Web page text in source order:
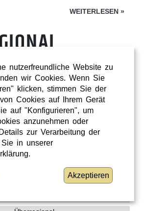
WEITERLESEN »
nutzerfreundliche Website zu
wir Cookies. Wenn Sie
klicken, stimmen Sie der
Cookies auf Ihrem Gerät
auf "Konfigurieren", um
anzunehmen oder
zur Verarbeitung der
in unserer
Akzeptieren